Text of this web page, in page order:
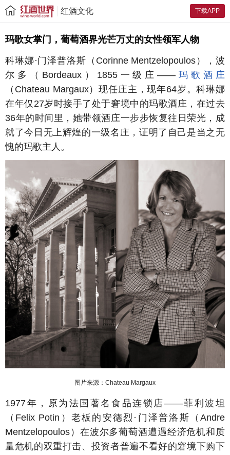
下载APP
红酒文化
玛歌女掌门，葡萄酒界光芒万丈的女性领军人物
科琳娜·门泽普洛斯（Corinne Mentzelopoulos），波
尔多（Bordeaux）1855一级庄—— 玛歌酒庄
（Chateau Margaux）现任庄主，现年64岁。科琳娜
在年仅27岁时接手了处于窘境中的玛歌酒庄，在过去
36年的时间里，她带领酒庄一步步恢复往日荣光，成
就了今日无上辉煌的一级名庄，证明了自己是当之无
愧的玛歌主人。
图片来源：Chateau Margaux
1977年，原为法国著名食品连锁店——菲利波坦
（Felix Potin）老板的安德烈·门泽普洛斯（Andre
Mentzelopoulos）在波尔多葡萄酒遭遇经济危机和质
量危机的双重打击、投资者普遍不看好的窘境下购下